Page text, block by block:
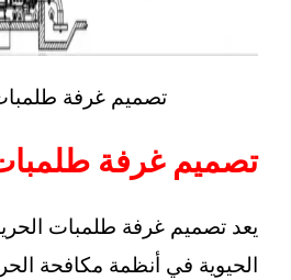
تصميم غرفة
تصميم غرفة
يعد تصميم غرفة طلمبات
الحيوية في أنظمة مكافحة